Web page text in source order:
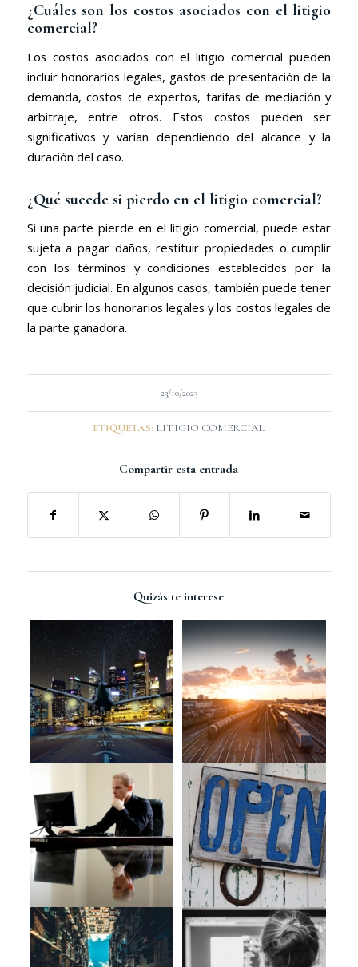
¿Cuáles son los costos asociados con el litigio
comercial?
Los costos asociados con el litigio comercial pueden
incluir honorarios legales, gastos de presentación de la
demanda, costos de expertos, tarifas de mediación y
arbitraje, entre otros. Estos costos pueden ser
significativos y varían dependiendo del alcance y la
duración del caso.
¿Qué sucede si pierdo en el litigio comercial?
Si una parte pierde en el litigio comercial, puede estar
sujeta a pagar daños, restituir propiedades o cumplir
con los términos y condiciones establecidos por la
decisión judicial. En algunos casos, también puede tener
que cubrir los honorarios legales y los costos legales de
la parte ganadora.
23/10/2023
ETIQUETAS: LITIGIO COMERCIAL
Compartir esta entrada
Quizás te interese